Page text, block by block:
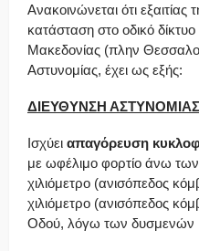
Ανακοινώνεται ότι
κατάσταση στο οδικό
Μακεδονίας (πλην
Αστυνομίας, έχει ως εξής:
ΔΙΕΥΘΥΝΣΗ ΑΣΤΥΝΟΜΙΑΣ
Ισχύει απαγόρευση
με ωφέλιμο φορτίο άνω
χιλιόμετρο (ανισόπεδος
χιλιόμετρο (ανισόπεδος
Οδού, λόγω των δυσμενών